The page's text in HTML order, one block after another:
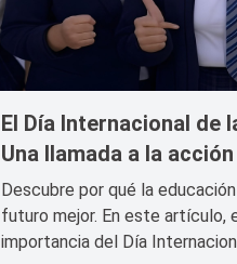
El Día Internacional de
Una llamada a la acción
Descubre por qué la
futuro mejor. En este artículo,
importancia del Día